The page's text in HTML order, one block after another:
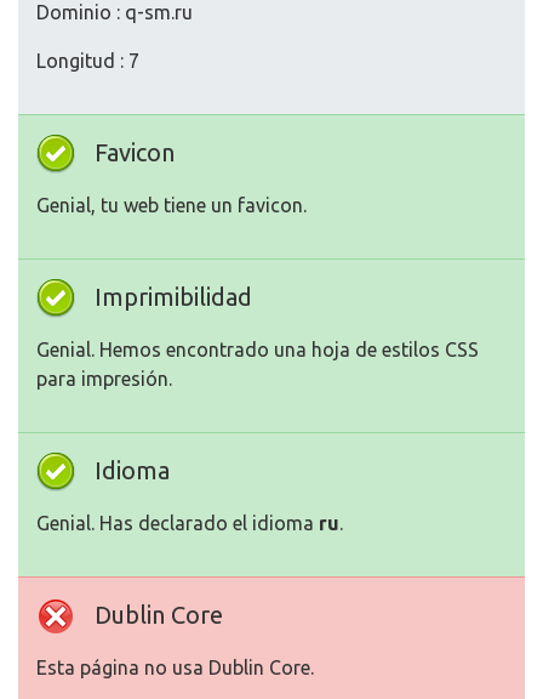
Dominio : q-sm.ru
Longitud : 7
Favicon
Genial, tu web tiene un favicon.
Imprimibilidad
Genial. Hemos encontrado una hoja de estilos CSS
para impresión.
Idioma
Genial. Has declarado el idioma ru.
Dublin Core
Esta página no usa Dublin Core.